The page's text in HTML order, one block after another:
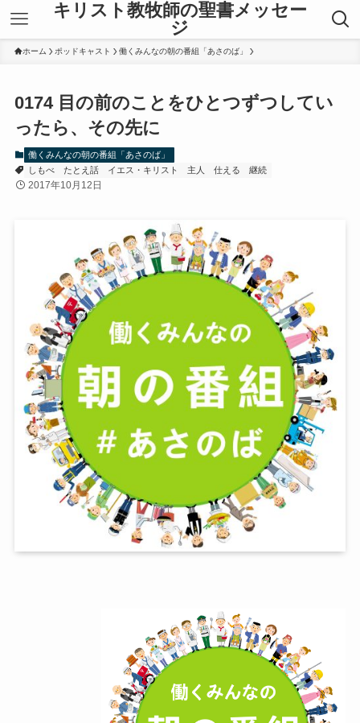
キリスト教牧師の聖書メッセー
ジ
ホーム ポッドキャスト 働くみんなの朝の番組「あさのば」
0174 目の前のことをひとつずつしてい
ったら、その先に
働くみんなの朝の番組「あさのば」
しもべ
たとえ話 イエス・キリスト 主人 仕える 継続
2017年10月12日